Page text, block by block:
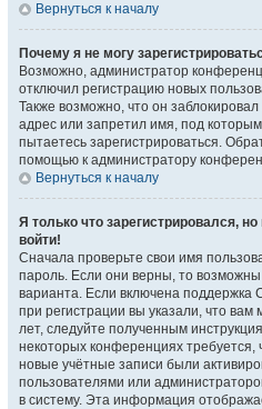
Вернуться к началу
Почему я не могу
Возможно, администратор
отключил регистрацию новых
Также возможно, что он
адрес или запретил имя, под
пытаетесь зарегистрироваться.
помощью к администратору
Вернуться к началу
Я только что зарегистрировался, но
войти!
Сначала проверьте свои имя
пароль. Если они верны, то
варианта. Если включена поддержка
при регистрации вы указали, что вам
лет, следуйте полученным
некоторых конференциях требуется,
новые учётные записи были
пользователями или
в систему. Эта информация